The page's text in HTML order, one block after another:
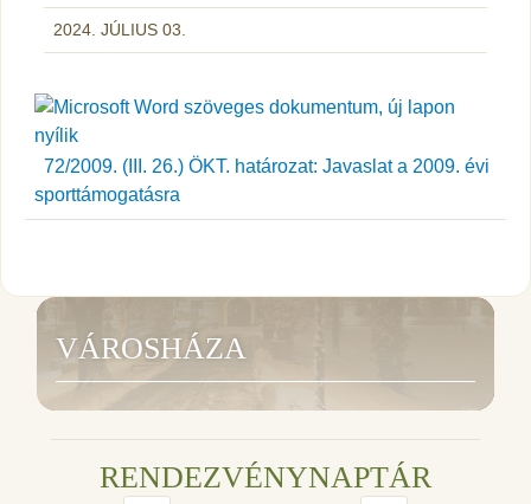
2024. JÚLIUS 03.
72/2009. (III. 26.) ÖKT. határozat: Javaslat a 2009. évi
sporttámogatásra
VÁROSHÁZA
RENDEZVÉNYNAPTÁR